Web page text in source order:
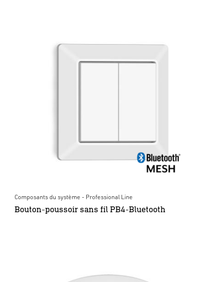
Composants du système - Professional Line
Bouton-poussoir sans fil PB4-Bluetooth